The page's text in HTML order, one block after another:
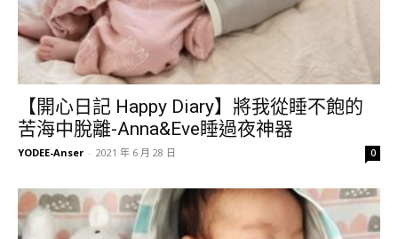
【開心日記 Happy Diary】將我從睡不飽的
苦海中脫離-Anna&Eve睡過夜神器
YODEE-Anser - 2021 年 6 月 28 日 0